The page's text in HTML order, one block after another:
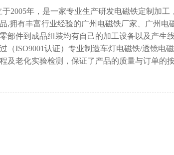
于2005年，是一家专业生产研发电磁铁定制加工
,拥有丰富行业经验的广州电磁铁厂家、广州电
部件到成品组装均有自己的加工设备以及产生线
（ISO9001认证）专业制造车灯电磁铁/透镜电
及老化实验检测，保证了产品的质量与订单的